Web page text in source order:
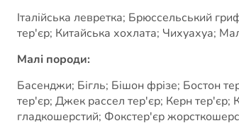
Італійська левретка; Брюссельський
тер'єр; Китайська хохлата; Чихуахуа;
Малі породи:
Басенджи; Бігль; Бішон фрізе; Бостон
тер'єр; Джек рассел тер'єр; Керн тер'єр;
гладкошерстий; Фокстер'єр